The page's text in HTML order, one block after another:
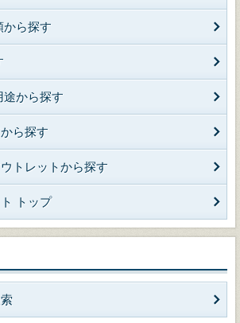
から探す
途から探す
ら探す
トレットから探す
トップ